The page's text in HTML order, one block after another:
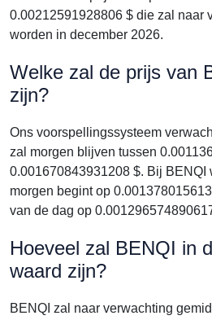
0.00212591928806 $ die zal naar
worden in december 2026.
Welke zal de prijs van
zijn?
Ons voorspellingssysteem
zal morgen blijven tussen
0.001670843931208 $. Bij BENQI
morgen begint op
van de dag op
Hoeveel zal BENQI in
waard zijn?
BENQI zal naar verwachting